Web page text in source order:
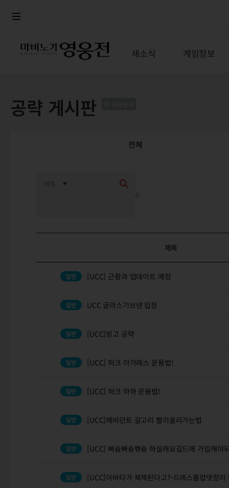
새소식 게임정보
공략 게시판
전체
제목
[UCC] 근황과 업데이트 예정
UCC 글라스기브넨 입장
[UCC]빙고 공략
[UCC] 허크 아가레스 운용법!
[UCC] 허크 마하 운용법!
[UCC]헤비던트 갈고리 빨리올라가는법
[UCC] 삐슝빠슝쀼슝 하실래요길드에 가입해야
[UCC]아바타가 복제된다고?-드레스룸업뎃정리